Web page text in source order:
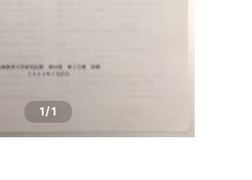
1/1